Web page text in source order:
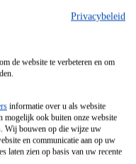
Privacybeleid
de website te verbeteren en om
informatie over u als website
mogelijk ook buiten onze website
Wij bouwen op die wijze uw
en communicatie aan op uw
laten zien op basis van uw recente